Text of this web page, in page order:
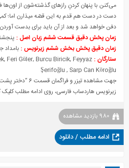
می‌کنن با پنهان کردنِ رازهای گذشته‌شون از اون‌ها
دست در دست هم قدم به این قصّه میذارن اما؛
دفن خواهد شد و بعد از آن باید برای بدست
زمان پخش دقیق قسمت ششم زبان اصل : پنجشنبه، 30
زمان دقیق پخش بخش ششم زیرنویس : بامداد جمعه 31
ستارگان : Feri Güler, Burcu Biricik, Feyyaz
Şerifoğlu , Sarp Can Köroğlu
جهت مشاهده تیزر و
زیرنویس هاردساب فارسی، روی ادامه مطلب کلیک
980 بازدید مشاهده
ادامه مطلب / دانلود